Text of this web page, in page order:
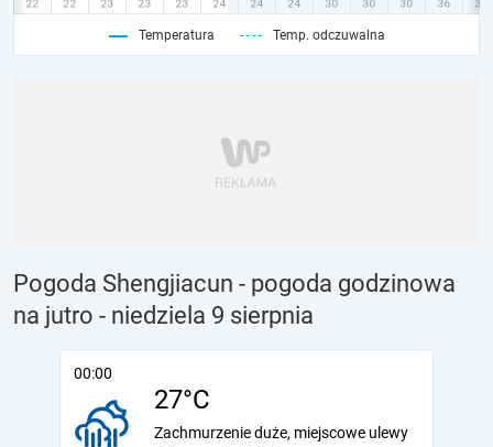
Temperatura Temp. odczuwalna
Pogoda Shengjiacun - pogoda godzinowa
na jutro - niedziela 9 sierpnia
00:00
27°C
Zachmurzenie duże, miejscowe ulewy